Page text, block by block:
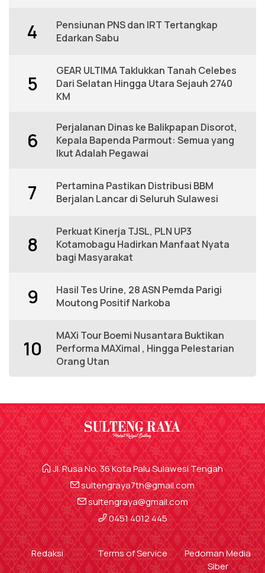
4
Pensiunan PNS dan IRT Tertangkap
Edarkan Sabu
5
GEAR ULTIMA Taklukkan Tanah Celebes
Dari Selatan Hingga Utara Sejauh 2740
KM
6
Perjalanan Dinas ke Balikpapan Disorot,
Kepala Bapenda Parmout: Semua yang
Ikut Adalah Pegawai
7
Pertamina Pastikan Distribusi BBM
Berjalan Lancar di Seluruh Sulawesi
8
Perkuat Kinerja TJSL, PLN UP3
Kotamobagu Hadirkan Manfaat Nyata
bagi Masyarakat
9
Hasil Tes Urine, 28 ASN Pemda Parigi
Moutong Positif Narkoba
10
MAXi Tour Boemi Nusantara Buktikan
Performa MAXimal , Hingga Pelestarian
Orang Utan
Jl. Rusa No. 36 Kota Palu Sulawesi Tengah
sultengraya7th@gmail.com
sultengraya@gmail.com
0451 4012 445
Redaksi Terms of Service
Pedoman Media
Siber